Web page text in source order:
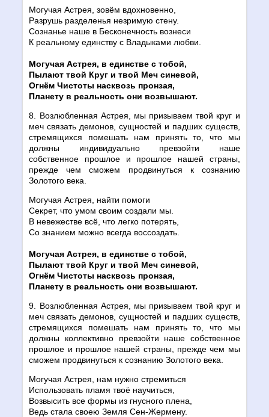
Могучая Астрея, зовём вдохновенно,
Разрушь разделенья незримую стену.
Сознанье наше в Бесконечность вознеси
К реальному единству с Владыками любви.
Могучая Астрея, в единстве с тобой,
Пылают твой Круг и твой Меч синевой,
Огнём Чистоты насквозь пронзая,
Планету в реальность они возвышают.
8. Возлюбленная Астрея, мы призываем твой круг и
меч связать демонов, сущностей и падших существ,
стремящихся помешать нам принять то, что мы
должны индивидуально превзойти наше
собственное прошлое и прошлое нашей страны,
прежде чем сможем продвинуться к сознанию
Золотого века.
Могучая Астрея, найти помоги
Секрет, что умом своим создали мы.
В невежестве всё, что легко потерять,
Со знанием можно всегда воссоздать.
Могучая Астрея, в единстве с тобой,
Пылают твой Круг и твой Меч синевой,
Огнём Чистоты насквозь пронзая,
Планету в реальность они возвышают.
9. Возлюбленная Астрея, мы призываем твой круг и
меч связать демонов, сущностей и падших существ,
стремящихся помешать нам принять то, что мы
должны коллективно превзойти наше собственное
прошлое и прошлое нашей страны, прежде чем мы
сможем продвинуться к сознанию Золотого века.
Могучая Астрея, нам нужно стремиться
Использовать пламя твоё научиться,
Возвысить все формы из гнусного плена,
Ведь стала своею Земля Сен-Жермену.